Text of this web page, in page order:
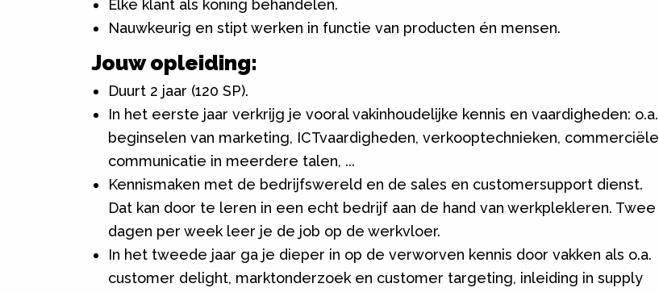
Elke klant als koning behandelen.
Nauwkeurig en stipt werken in functie van producten én mensen.
Jouw opleiding:
Duurt 2 jaar (120 SP).
In het eerste jaar verkrijg je vooral vakinhoudelijke kennis en vaardigheden: o.a.
beginselen van marketing, ICTvaardigheden, verkooptechnieken, commerciële
communicatie in meerdere talen, ...
Kennismaken met de bedrijfswereld en de sales en customersupport dienst.
Dat kan door te leren in een echt bedrijf aan de hand van werkplekleren. Twee
dagen per week leer je de job op de werkvloer.
In het tweede jaar ga je dieper in op de verworven kennis door vakken als o.a.
customer delight, marktonderzoek en customer targeting, inleiding in supply